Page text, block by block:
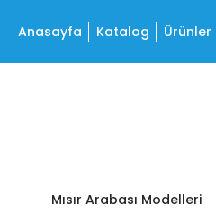
Anasayfa Katalog Ürünler
Mısır Arabası Modelleri